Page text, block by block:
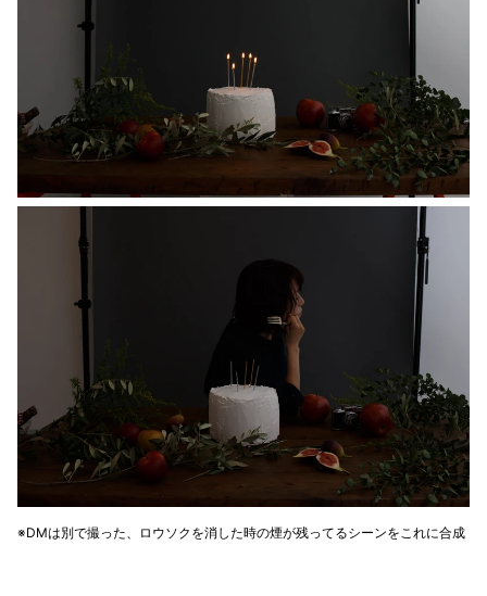
※DMは別で撮った、ロウソクを消した時の煙が残ってるシーンをこれに合成